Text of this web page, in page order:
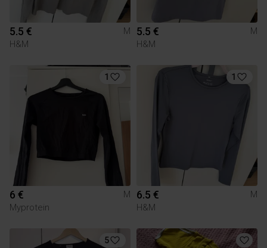
5.5 €
M
H&M
5.5 €
M
H&M
1
6 €
M
Myprotein
1
6.5 €
M
H&M
5